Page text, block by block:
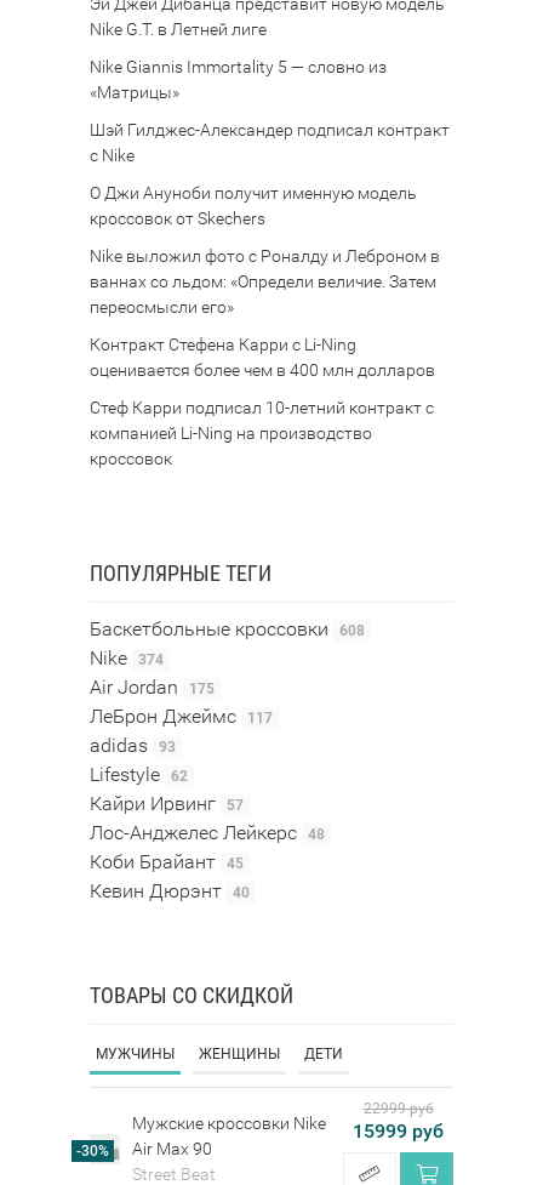
Nike G.T. в Летней лиге
Nike Giannis Immortality 5 — словно из
«Матрицы»
Шэй Гилджес-Александер подписал контракт
с Nike
О Джи Ануноби получит именную модель
кроссовок от Skechers
Nike выложил фото с Роналду и Леброном в
ваннах со льдом: «Определи величие. Затем
переосмысли его»
Контракт Стефена Карри с Li-Ning
оценивается более чем в 400 млн долларов
Стеф Карри подписал 10-летний контракт с
компанией Li-Ning на производство
кроссовок
ПОПУЛЯРНЫЕ ТЕГИ
Баскетбольные кроссовки 608
Nike 374
Air Jordan 175
ЛеБрон Джеймс 117
adidas 93
Lifestyle 62
Кайри Ирвинг 57
Лос-Анджелес Лейкерс 48
Коби Брайант 45
Кевин Дюрэнт 40
ТОВАРЫ СО СКИДКОЙ
МУЖЧИНЫ ЖЕНЩИНЫ ДЕТИ
-30%
Мужские кроссовки Nike
Air Max 90
Street Beat
22999 руб
15999 руб